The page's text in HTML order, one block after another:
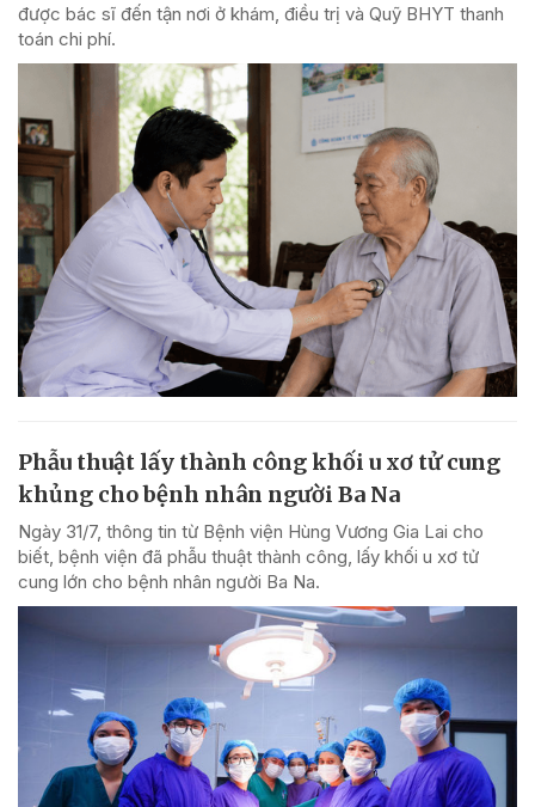
được bác sĩ đến tận nơi ở khám, điều trị và Quỹ BHYT thanh
toán chi phí.
Phẫu thuật lấy thành công khối u xơ tử cung
khủng cho bệnh nhân người Ba Na
Ngày 31/7, thông tin từ Bệnh viện Hùng Vương Gia Lai cho
biết, bệnh viện đã phẫu thuật thành công, lấy khối u xơ tử
cung lớn cho bệnh nhân người Ba Na.